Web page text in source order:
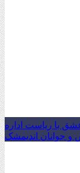
با ریاست اداره
و جوانان اندیمشک